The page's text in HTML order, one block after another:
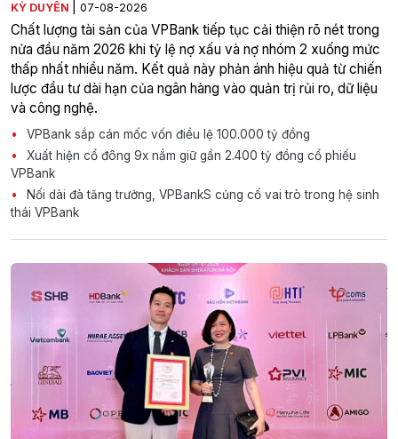
KỲ DUYÊN 07-08-2026
Chất lượng tài sản của VPBank tiếp tục cải thiện rõ nét trong
nửa đầu năm 2026 khi tỷ lệ nợ xấu và nợ nhóm 2 xuống mức
thấp nhất nhiều năm. Kết quả này phản ánh hiệu quả từ chiến
lược đầu tư dài hạn của ngân hàng vào quản trị rủi ro, dữ liệu
và công nghệ.
VPBank sắp cán mốc vốn điều lệ 100.000 tỷ đồng
Xuất hiện cổ đông 9x nắm giữ gần 2.400 tỷ đồng cổ phiếu
VPBank
Nối dài đà tăng trưởng, VPBankS củng cố vai trò trong hệ sinh
thái VPBank